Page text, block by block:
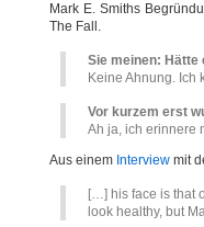
Mark E. Smiths
The Fall.
Sie meinen: Hätte
Keine Ahnung. Ich
Vor kurzem erst
Ah ja, ich erinnere
Aus einem Interview mit
[…] his face is that
look healthy, but